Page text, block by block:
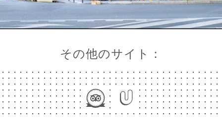
その他のサイト：